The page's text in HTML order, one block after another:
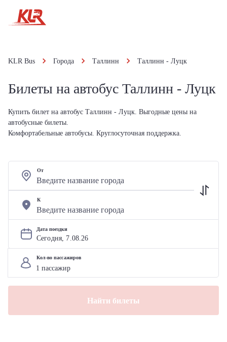
KLR Bus Города Таллинн Таллинн - Луцк
Билеты на автобус Таллинн - Луцк
Купить билет на автобус Таллинн - Луцк. Выгодные цены на
автобусные билеты.
Комфортабельные автобусы. Круглосуточная поддержка.
От
К
Дата поездки
Сегодня, 7.08.26
Кол-во пассажиров
Найти билеты